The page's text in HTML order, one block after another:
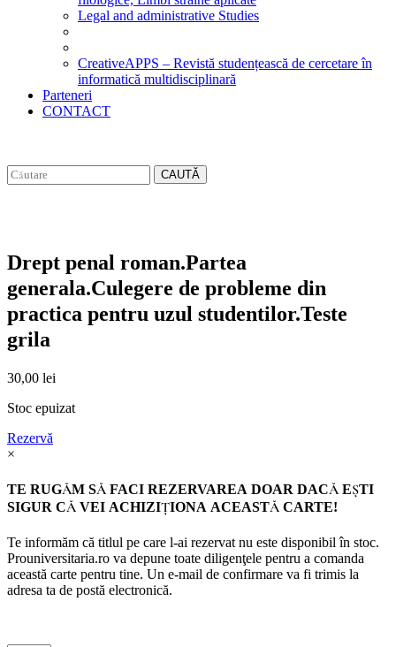
Legal and administrative Studies
CreativeAPPS – Revistă studențească de cercetare în
informatică multidisciplinară
Parteneri
CONTACT
CAUTĂ
Drept penal roman.Partea
generala.Culegere de probleme din
practica pentru uzul studentilor.Teste
grila
30,00 lei
Stoc epuizat
Rezervă
×
TE RUGĂM SĂ FACI REZERVAREA DOAR DACĂ EŞTI
SIGUR CĂ VEI ACHIZIŢIONA ACEASTĂ CARTE!
Te informăm că titlul pe care l-ai rezervat nu este disponibil în stoc.
Prouniversitaria.ro va depune toate diligenţele pentru a comanda
această carte pentru tine. Un e-mail de confirmare va fi trimis la
adresa ta de postă electronică.